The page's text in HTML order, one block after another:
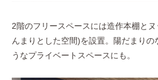
2階のフリースペースには造作本棚と
んまりとした空間)を設置。陽だまりの
うなプライベートスペースにも。